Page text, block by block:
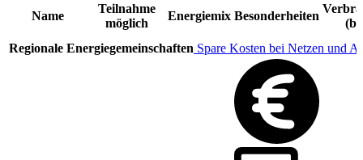
Name
Teilnahme
möglich
Energiemix Besonderheiten
Regionale Energiegemeinschaften Spare Kosten bei Netzen und